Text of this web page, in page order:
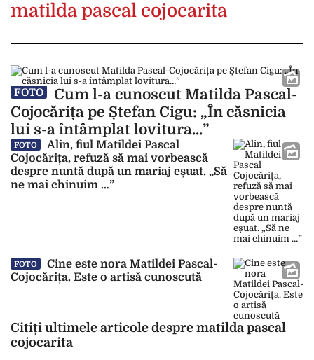
matilda pascal cojocarita
FOTO
Cum l-a cunoscut Matilda Pascal-
Cojocărița pe Ștefan Cigu: „În căsnicia
lui s-a întâmplat lovitura…”
FOTO
Alin, fiul Matildei Pascal
Cojocărița, refuză să mai vorbească
despre nuntă după un mariaj eșuat. „Să
ne mai chinuim …”
FOTO
Cine este nora Matildei Pascal-
Cojocărița. Este o artisă cunoscută
Citiți ultimele articole despre matilda pascal
cojocarita